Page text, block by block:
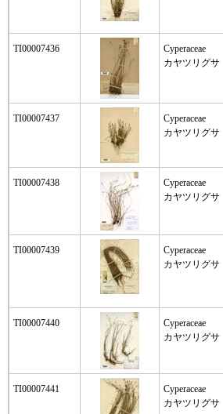
TI00007436
Cyperaceae
カヤツリグサ
TI00007437
Cyperaceae
カヤツリグサ
TI00007438
Cyperaceae
カヤツリグサ
TI00007439
Cyperaceae
カヤツリグサ
TI00007440
Cyperaceae
カヤツリグサ
TI00007441
Cyperaceae
カヤツリグサ